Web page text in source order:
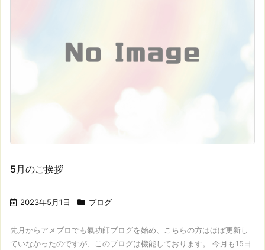
5月のご挨拶
2023年5月1日 ブログ
先月からアメブロでも氣功師ブログを始め、こちらの方はほぼ更新し
ていなかったのですが、このブログは機能しております。 今月も15日